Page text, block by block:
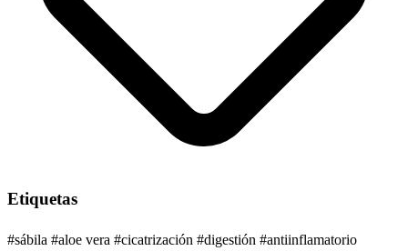
Etiquetas
#sábila #aloe vera #cicatrización #digestión #antiinflamatorio